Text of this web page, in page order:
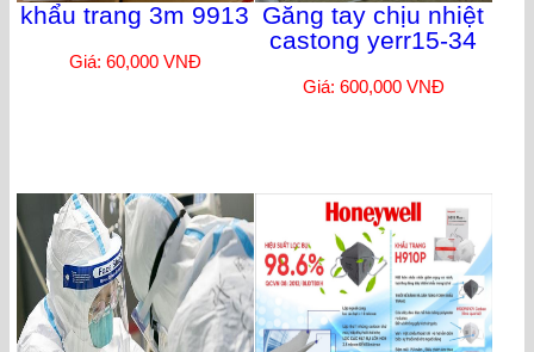
khẩu trang 3m 9913
Giá: 60,000 VNĐ
Găng tay chịu nhiệt
castong yerr15-34
Giá: 600,000 VNĐ